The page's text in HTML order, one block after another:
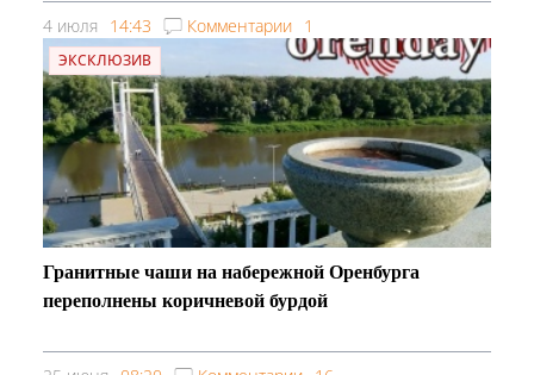
4 июля 14:43 Комментарии 1
ЭКСКЛЮЗИВ
Гранитные чаши на набережной Оренбурга
переполнены коричневой бурдой